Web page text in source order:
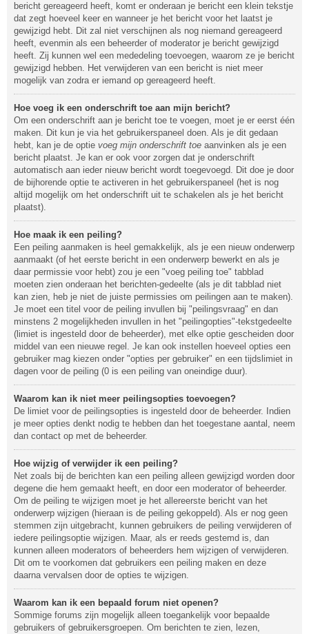
bericht gereageerd heeft, komt er onderaan je bericht een klein tekstje
dat zegt hoeveel keer en wanneer je het bericht voor het laatst je
gewijzigd hebt. Dit zal niet verschijnen als nog niemand gereageerd
heeft, evenmin als een beheerder of moderator je bericht gewijzigd
heeft. Zij kunnen wel een mededeling toevoegen, waarom ze je bericht
gewijzigd hebben. Het verwijderen van een bericht is niet meer
mogelijk van zodra er iemand op gereageerd heeft.
Hoe voeg ik een onderschrift toe aan mijn bericht?
Om een onderschrift aan je bericht toe te voegen, moet je er eerst één
maken. Dit kun je via het gebruikerspaneel doen. Als je dit gedaan
hebt, kan je de optie voeg mijn onderschrift toe aanvinken als je een
bericht plaatst. Je kan er ook voor zorgen dat je onderschrift
automatisch aan ieder nieuw bericht wordt toegevoegd. Dit doe je door
de bijhorende optie te activeren in het gebruikerspaneel (het is nog
altijd mogelijk om het onderschrift uit te schakelen als je het bericht
plaatst).
Hoe maak ik een peiling?
Een peiling aanmaken is heel gemakkelijk, als je een nieuw onderwerp
aanmaakt (of het eerste bericht in een onderwerp bewerkt en als je
daar permissie voor hebt) zou je een "voeg peiling toe" tabblad
moeten zien onderaan het berichten-gedeelte (als je dit tabblad niet
kan zien, heb je niet de juiste permissies om peilingen aan te maken).
Je moet een titel voor de peiling invullen bij "peilingsvraag" en dan
minstens 2 mogelijkheden invullen in het "peilingopties"-tekstgedeelte
(limiet is ingesteld door de beheerder), met elke optie gescheiden door
middel van een nieuwe regel. Je kan ook instellen hoeveel opties een
gebruiker mag kiezen onder "opties per gebruiker" en een tijdslimiet in
dagen voor de peiling (0 is een peiling van oneindige duur).
Waarom kan ik niet meer peilingsopties toevoegen?
De limiet voor de peilingsopties is ingesteld door de beheerder. Indien
je meer opties denkt nodig te hebben dan het toegestane aantal, neem
dan contact op met de beheerder.
Hoe wijzig of verwijder ik een peiling?
Net zoals bij de berichten kan een peiling alleen gewijzigd worden door
degene die hem gemaakt heeft, en door een moderator of beheerder.
Om de peiling te wijzigen moet je het allereerste bericht van het
onderwerp wijzigen (hieraan is de peiling gekoppeld). Als er nog geen
stemmen zijn uitgebracht, kunnen gebruikers de peiling verwijderen of
iedere peilingsoptie wijzigen. Maar, als er reeds gestemd is, dan
kunnen alleen moderators of beheerders hem wijzigen of verwijderen.
Dit om te voorkomen dat gebruikers een peiling maken en deze
daarna vervalsen door de opties te wijzigen.
Waarom kan ik een bepaald forum niet openen?
Sommige forums zijn mogelijk alleen toegankelijk voor bepaalde
gebruikers of gebruikersgroepen. Om berichten te zien, lezen,